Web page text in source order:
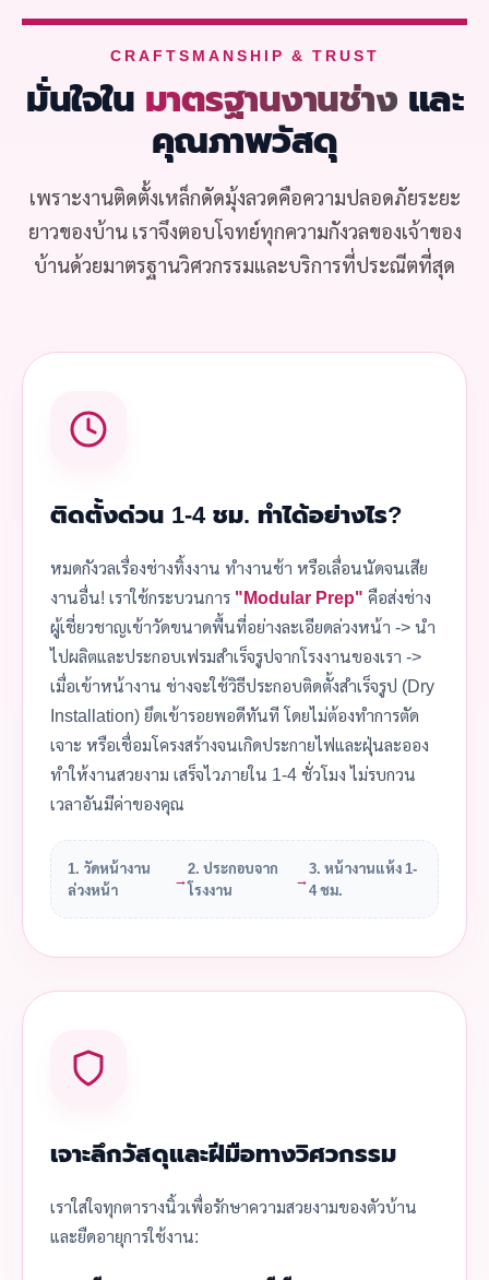
CRAFTSMANSHIP & TRUST
มั่นใจใน มาตรฐานงานช่าง และ
คุณภาพวัสดุ
เพราะงานติดตั้งเหล็กดัดมุ้งลวดคือความปลอดภัยระยะ
ยาวของบ้าน เราจึงตอบโจทย์ทุกความกังวลของเจ้าของ
บ้านด้วยมาตรฐานวิศวกรรมและบริการที่ประณีตที่สุด
ติดตั้งด่วน 1-4 ชม. ทำได้อย่างไร?
หมดกังวลเรื่องช่างทิ้งงาน ทำงานช้า หรือเลื่อนนัดจนเสีย
งานอื่น! เราใช้กระบวนการ "Modular Prep" คือส่งช่าง
ผู้เชี่ยวชาญเข้าวัดขนาดพื้นที่อย่างละเอียดล่วงหน้า -> นำ
ไปผลิตและประกอบเฟรมสำเร็จรูปจากโรงงานของเรา ->
เมื่อเข้าหน้างาน ช่างจะใช้วิธีประกอบติดตั้งสำเร็จรูป (Dry
Installation) ยึดเข้ารอยพอดีทันที โดยไม่ต้องทำการตัด
เจาะ หรือเชื่อมโครงสร้างจนเกิดประกายไฟและฝุ่นละออง
ทำให้งานสวยงาม เสร็จไวภายใน 1-4 ชั่วโมง ไม่รบกวน
เวลาอันมีค่าของคุณ
1. วัดหน้างาน
ล่วงหน้า
→
2. ประกอบจาก
โรงงาน
→
3. หน้างานแห้ง 1-
4 ชม.
เจาะลึกวัสดุและฝีมือทางวิศวกรรม
เราใส่ใจทุกตารางนิ้วเพื่อรักษาความสวยงามของตัวบ้าน
และยืดอายุการใช้งาน: